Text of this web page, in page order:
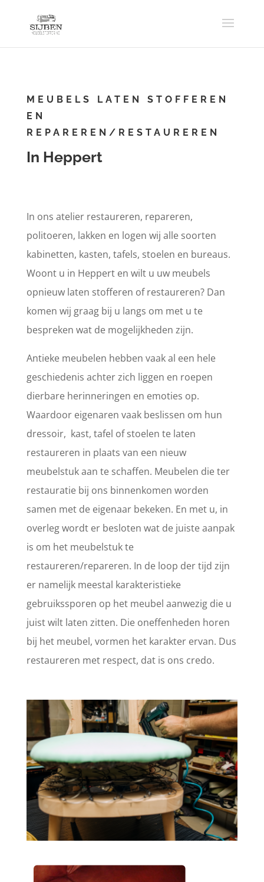
MEUBELS LATEN STOFFEREN
EN
REPAREREN/RESTAUREREN
In Heppert
In ons atelier restaureren, repareren,
politoeren, lakken en logen wij alle soorten
kabinetten, kasten, tafels, stoelen en bureaus.
Woont u in Heppert en wilt u uw meubels
opnieuw laten stofferen of restaureren? Dan
komen wij graag bij u langs om met u te
bespreken wat de mogelijkheden zijn.
Antieke meubelen hebben vaak al een hele
geschiedenis achter zich liggen en roepen
dierbare herinneringen en emoties op.
Waardoor eigenaren vaak beslissen om hun
dressoir, kast, tafel of stoelen te laten
restaureren in plaats van een nieuw
meubelstuk aan te schaffen. Meubelen die ter
restauratie bij ons binnenkomen worden
samen met de eigenaar bekeken. En met u, in
overleg wordt er besloten wat de juiste aanpak
is om het meubelstuk te
restaureren/repareren. In de loop der tijd zijn
er namelijk meestal karakteristieke
gebruikssporen op het meubel aanwezig die u
juist wilt laten zitten. Die oneffenheden horen
bij het meubel, vormen het karakter ervan. Dus
restaureren met respect, dat is ons credo.